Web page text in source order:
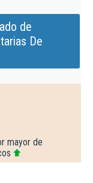
de
De
mayor de